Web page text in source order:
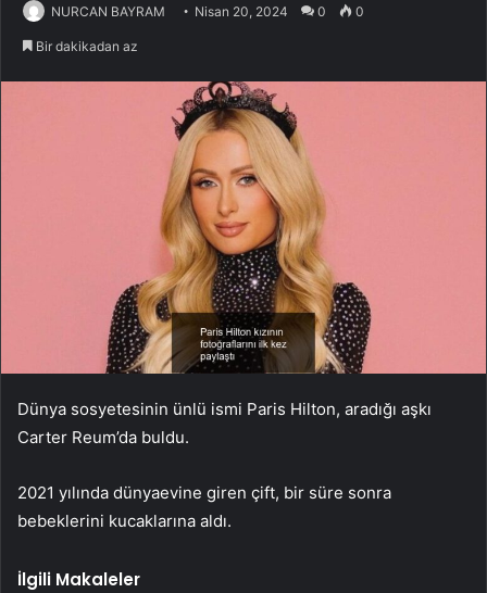
NURCAN BAYRAM Nisan 20, 2024 0 0
Bir dakikadan az
Dünya sosyetesinin ünlü ismi Paris Hilton, aradığı aşkı
Carter Reum’da buldu.
2021 yılında dünyaevine giren çift, bir süre sonra
bebeklerini kucaklarına aldı.
İlgili Makaleler